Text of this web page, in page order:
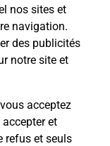
nos sites et
navigation.
des publicités
notre site et
acceptez
et
refus et seuls
COTENTIN